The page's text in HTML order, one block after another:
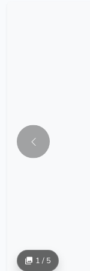
1 / 5